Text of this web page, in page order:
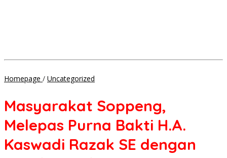
Homepage / Uncategorized
Purna
H.A.
Razak
Masyarakat Soppeng,
Melepas Purna Bakti H.A.
Kaswadi Razak SE dengan